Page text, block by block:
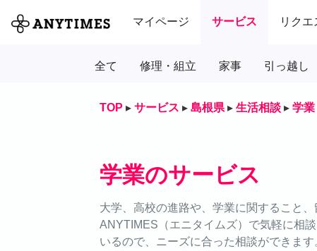
マイページ サービス リクエ
全て 修理・組立 家事 引っ越し
TOP ▸ サービス ▸ 島根県 ▸ 生活相談 ▸ 学業
学業のサービス
大学、高校の進路や、学業に関すること
ANYTIMES（エニタイムズ）で気軽に相
いるので、ニーズに合った相談ができま